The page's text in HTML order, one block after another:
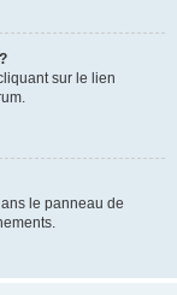
sur le lien
le panneau de